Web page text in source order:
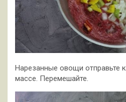
Нарезанные овощи отправьте
массе. Перемешайте.